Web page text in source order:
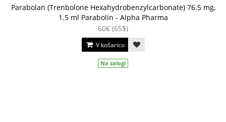
Parabolan (Trenbolone Hexahydrobenzylcarbonate) 76.5 mg,
1.5 ml Parabolin - Alpha Pharma
60€ (65$)
V košarico
Na zalogi